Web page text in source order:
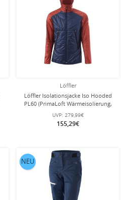
Löffler
Löffler Isolationsjacke Iso Hooded
PL60 (PrimaLoft Wärmeisolierung,
winddicht) dunkelblau Herren
UVP: 279,99€
155,29€
NEU